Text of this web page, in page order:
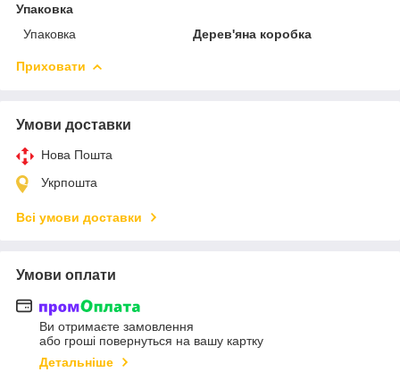
Упаковка
Упаковка
Дерев'яна коробка
Приховати
Умови доставки
Нова Пошта
Укрпошта
Всі умови доставки
Умови оплати
Ви отримаєте замовлення
або гроші повернуться на вашу картку
Детальніше